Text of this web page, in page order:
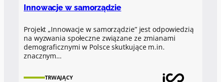
Innowacje w samorządzie
Projekt „Innowacje w samorządzie” jest odpowiedzią
na wyzwania społeczne związane ze zmianami
demograficznymi w Polsce skutkujące m.in.
znacznym…
TRWAJĄCY